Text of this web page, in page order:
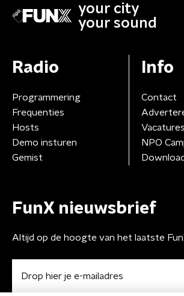
your city
your sound
Radio
Programmering
Frequenties
Hosts
Demo insturen
Gemist
Info
Contact
Vacatures
NPO
FunX nieuwsbrief
Altijd op de hoogte van het laatste